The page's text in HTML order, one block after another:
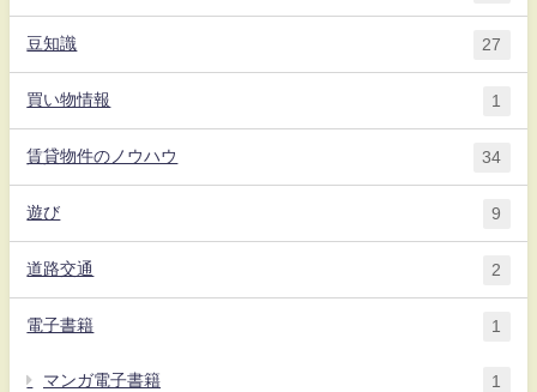
豆知識 27
買い物情報 1
賃貸物件のノウハウ 34
遊び 9
道路交通 2
電子書籍 1
マンガ電子書籍 1